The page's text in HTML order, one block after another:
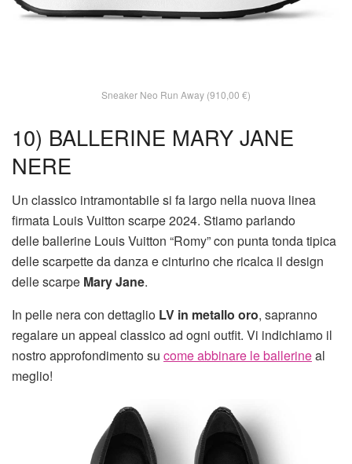
Sneaker Neo Run Away (910,00 €)
10) BALLERINE MARY JANE
NERE
Un classico intramontabile si fa largo nella nuova linea
firmata Louis Vuitton scarpe 2024. Stiamo parlando
delle ballerine Louis Vuitton “Romy” con punta tonda tipica
delle scarpette da danza e cinturino che ricalca il design
delle scarpe Mary Jane.
In pelle nera con dettaglio LV in metallo oro, sapranno
regalare un appeal classico ad ogni outfit. Vi indichiamo il
nostro approfondimento su come abbinare le ballerineal
meglio!